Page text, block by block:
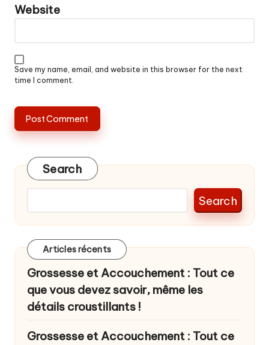
Website
Save my name, email, and website in this browser for the next
time I comment.
Search
Search
Articles récents
Grossesse et Accouchement : Tout ce
que vous devez savoir, même les
détails croustillants !
Grossesse et Accouchement : Tout ce